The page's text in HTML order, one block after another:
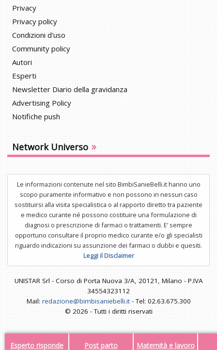
Esperto risponde Post parto Maternità e lavoro
Privacy
Privacy policy
Condizioni d'uso
Community policy
Autori
Esperti
Newsletter Diario della gravidanza
Advertising Policy
Notifiche push
Network Universo »
Le informazioni contenute nel sito BimbiSanieBelli.it hanno uno
scopo puramente informativo e non possono in nessun caso
sostituirsi alla visita specialistica o al rapporto diretto tra paziente
e medico curante né possono costituire una formulazione di
diagnosi o prescrizione di farmaci o trattamenti. E’ sempre
opportuno consultare il proprio medico curante e/o gli specialisti
riguardo indicazioni su assunzione dei farmaci o dubbi e quesiti.
Leggi il Disclaimer
UNISTAR Srl - Corso di Porta Nuova 3/A, 20121, Milano - P.IVA
34554323112
Mail: redazione@bimbisaniebelli.it- Tel: 02.63.675.300
© 2026 - Tutti i diritti riservati